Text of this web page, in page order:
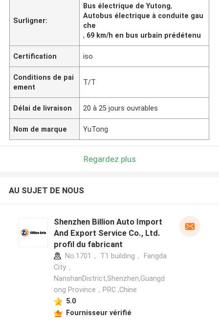
Surligner:
Bus électrique de Yutong,
Autobus électrique à conduite gau
che
, 69 km/h en bus urbain prédétenu
Certification iso
Conditions de pai
ement
T/T
Délai de livraison 20 à 25 jours ouvrables
Nom de marque YuTong
Regardez plus
AU SUJET DE NOUS
Shenzhen Billion Auto Import
And Export Service Co., Ltd.
profil du fabricant
No.1701， T1 building， Fangda
City，
NanshanDistrict,Shenzhen,Guangd
ong Province，PRC ,Chine
5.0
Fournisseur vérifié